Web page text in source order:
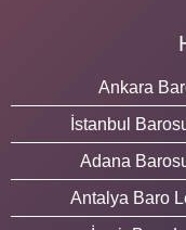
Ankara
İstanbul
Adana
Antalya Baro